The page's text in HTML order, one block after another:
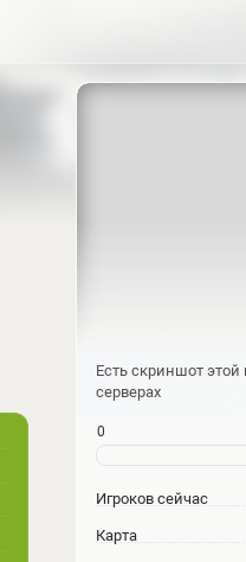
Есть скриншот этой
серверах
0
Игроков сейчас
Карта